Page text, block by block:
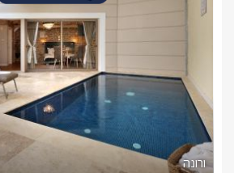
ורונה